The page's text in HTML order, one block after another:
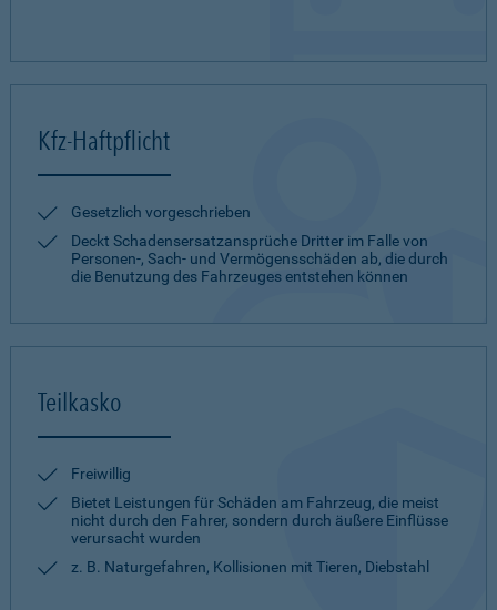
Kfz-Haftpflicht
Gesetzlich vorgeschrieben
Deckt Schadensersatzansprüche Dritter im Falle von
Personen-, Sach- und Vermögensschäden ab, die durch
die Benutzung des Fahrzeuges entstehen können
Teilkasko
Freiwillig
Bietet Leistungen für Schäden am Fahrzeug, die meist
nicht durch den Fahrer, sondern durch äußere Einflüsse
verursacht wurden
z. B. Naturgefahren, Kollisionen mit Tieren, Diebstahl